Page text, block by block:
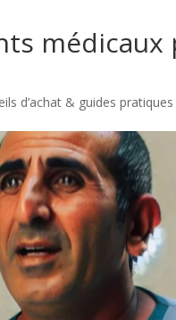
d’achat & guides pratiques